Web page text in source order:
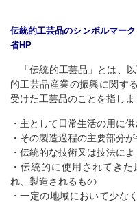
伝統的工芸品のシンボルマー
省HP
「伝統的工芸品」とは、
的工芸品産業の振興に関す
受けた工芸品のことを指しま
・主として日常生活の用に
・その製造過程の主要部分
・伝統的な技術又は技法に
・伝統的に使用されてき
れ、製造されるもの
・一定の地域において少な